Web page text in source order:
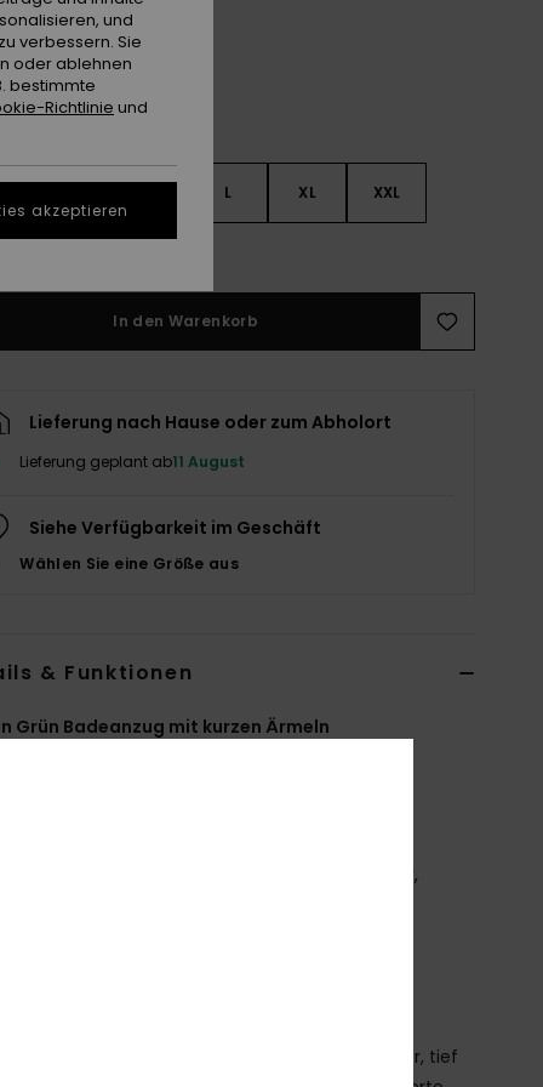
L XL XXL
In den Warenkorb
Lieferung nach Hause oder zum Abholort
Lieferung geplant ab11 August
Siehe Verfügbarkeit im Geschäft
Wählen Sie eine Größe aus
& Funktionen
Grün Badeanzug mit kurzen Ärmeln
Weicher, widerstandsfähiger,
Schlichter, runder Ausschnitt vorne und ein offener, tief
und
verbessern. Sie
oder ablehnen
bestimmte
Richtlinie und
akzeptieren